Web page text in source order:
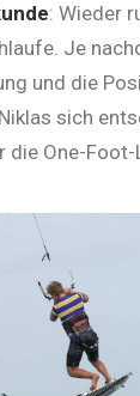
: Wieder
Je
und die
sich
die ­One-